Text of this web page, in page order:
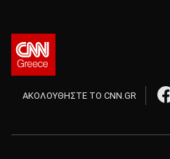
ΑΚΟΛΟΥΘΗΣΤΕ ΤΟ CNN.GR